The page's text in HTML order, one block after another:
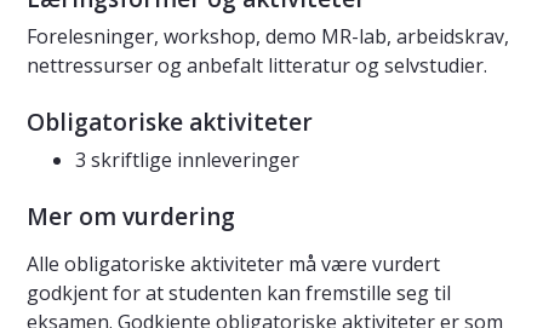
Forelesninger, workshop, demo MR-lab, arbeidskrav,
nettressurser og anbefalt litteratur og selvstudier.
Obligatoriske aktiviteter
3 skriftlige innleveringer
Mer om vurdering
Alle obligatoriske aktiviteter må være vurdert
godkjent for at studenten kan fremstille seg til
eksamen. Godkjente obligatoriske aktiviteter er som